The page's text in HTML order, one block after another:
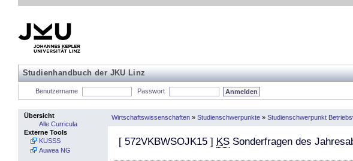
Studienhandbuch der JKU Linz
Benutzername Passwort
Übersicht
Alle Curricula
Externe Tools
KUSSS
Auwea NG
Wirtschaftswissenschaften » Studienschwerpunkte » Studienschwerpunkt
[ 572VKBWSOJK15 ] KS Sonderfragen des